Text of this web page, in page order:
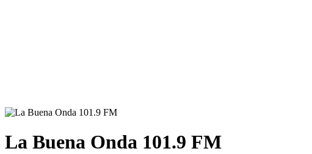
La Buena Onda 101.9 FM